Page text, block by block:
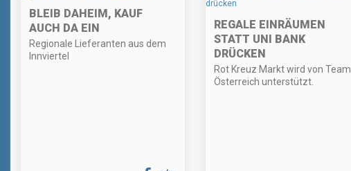
BLEIB DAHEIM, KAUF
AUCH DA EIN
Regionale Lieferanten aus dem
Innviertel
REGALE EINRÄUMEN
STATT UNI BANK
DRÜCKEN
Rot Kreuz Markt wird von Team
Österreich unterstützt.